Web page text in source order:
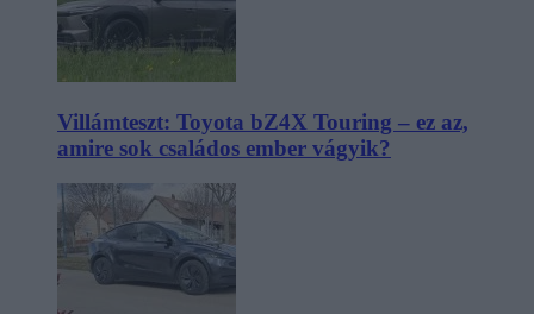
Villámteszt: Toyota bZ4X Touring – ez az,
amire sok családos ember vágyik?